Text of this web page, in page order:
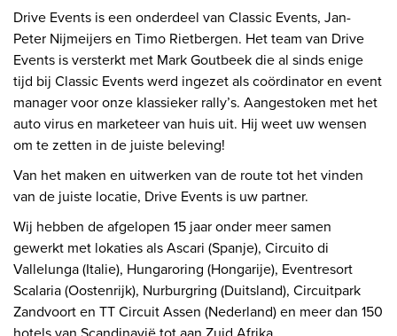
Drive Events is een onderdeel van Classic Events, Jan-
Peter Nijmeijers en Timo Rietbergen. Het team van Drive
Events is versterkt met Mark Goutbeek die al sinds enige
tijd bij Classic Events werd ingezet als coördinator en event
manager voor onze klassieker rally’s. Aangestoken met het
auto virus en marketeer van huis uit. Hij weet uw wensen
om te zetten in de juiste beleving!
Van het maken en uitwerken van de route tot het vinden
van de juiste locatie, Drive Events is uw partner.
Wij hebben de afgelopen 15 jaar onder meer samen
gewerkt met lokaties als Ascari (Spanje), Circuito di
Vallelunga (Italie), Hungaroring (Hongarije), Eventresort
Scalaria (Oostenrijk), Nurburgring (Duitsland), Circuitpark
Zandvoort en TT Circuit Assen (Nederland) en meer dan 150